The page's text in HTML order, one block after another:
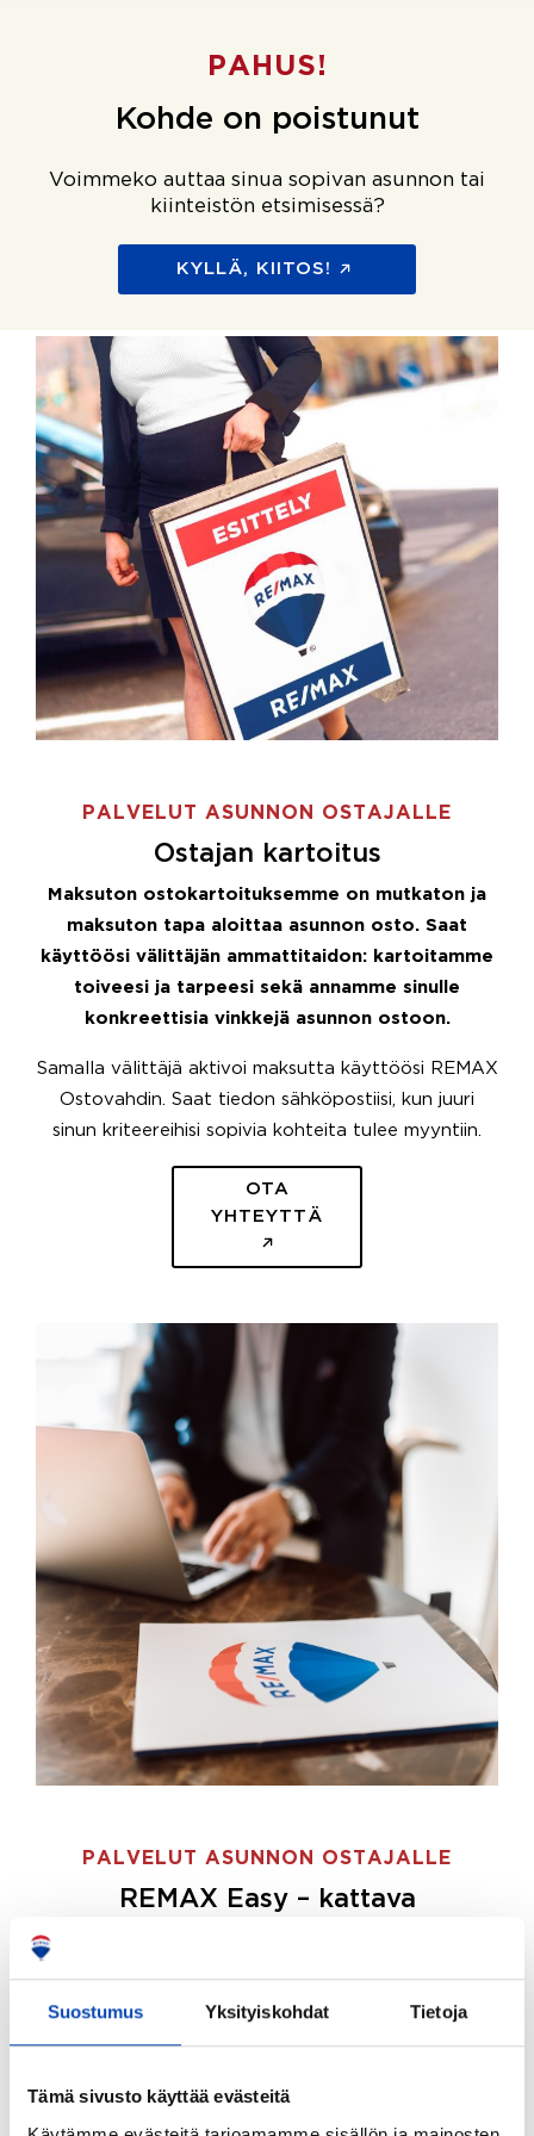
Suostumus Yksityiskohdat Tietoja
Tämä sivusto käyttää evästeitä
PAHUS!
Kohde on poistunut
Voimmeko auttaa sinua sopivan asunnon tai
kiinteistön etsimisessä?
KYLLÄ, KIITOS!
PALVELUT ASUNNON OSTAJALLE
Ostajan kartoitus
Maksuton ostokartoituksemme on mutkaton ja
maksuton tapa aloittaa asunnon osto. Saat
käyttöösi välittäjän ammattitaidon: kartoitamme
toiveesi ja tarpeesi sekä annamme sinulle
konkreettisia vinkkejä asunnon ostoon.
Samalla välittäjä aktivoi maksutta käyttöösi REMAX
Ostovahdin. Saat tiedon sähköpostiisi, kun juuri
sinun kriteereihisi sopivia kohteita tulee myyntiin.
OTA
YHTEYTTÄ
PALVELUT ASUNNON OSTAJALLE
REMAX Easy – kattava
ostajille.
Tee ostotoimeksianto ja etsimme juuri